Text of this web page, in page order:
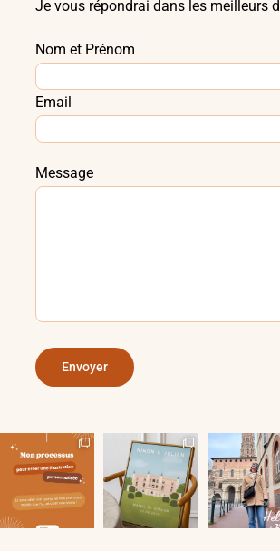
Je vous répondrai dans les meilleurs
Nom et Prénom
Email
Message